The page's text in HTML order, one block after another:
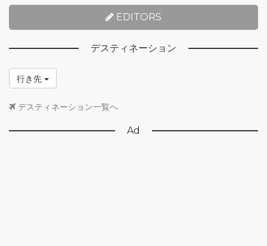
EDITORS
デスティネーション
行き先
デスティネーション一覧へ
Ad